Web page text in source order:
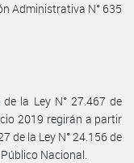
Administrativa N° 635
la Ley N° 27.467 de
2019 regirán a partir
de la Ley N° 24.156 de
Nacional.